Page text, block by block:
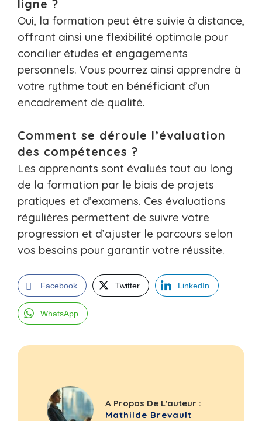
ligne ?
Oui, la formation peut être suivie à distance,
offrant ainsi une flexibilité optimale pour
concilier études et engagements
personnels. Vous pourrez ainsi apprendre à
votre rythme tout en bénéficiant d’un
encadrement de qualité.
Comment se déroule l’évaluation
des compétences ?
Les apprenants sont évalués tout au long
de la formation par le biais de projets
pratiques et d’examens. Ces évaluations
régulières permettent de suivre votre
progression et d’ajuster le parcours selon
vos besoins pour garantir votre réussite.
Facebook Twitter LinkedIn
WhatsApp
A Propos De L'auteur :
Mathilde Brevault